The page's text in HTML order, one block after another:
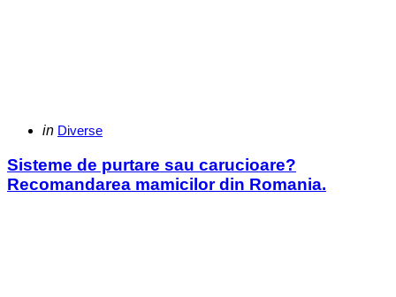
Categories
Posted
in Diverse
Sisteme de purtare sau carucioare?
Recomandarea mamicilor din Romania.